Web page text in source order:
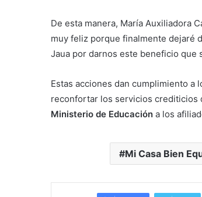
De esta manera, María Auxiliadora
muy feliz porque finalmente dejaré
Jaua por darnos este beneficio que
Estas acciones dan cumplimiento a
reconfortar los servicios crediticios
Ministerio de Educación a los
Mi Casa Bien